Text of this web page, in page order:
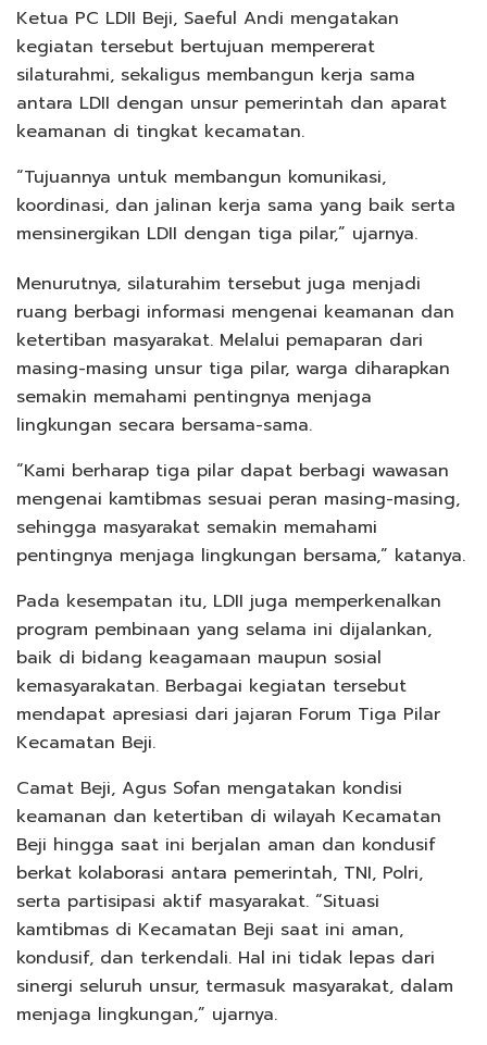
Ketua PC LDII Beji, Saeful Andi mengatakan
kegiatan tersebut bertujuan mempererat
silaturahmi, sekaligus membangun kerja sama
antara LDII dengan unsur pemerintah dan aparat
keamanan di tingkat kecamatan.
“Tujuannya untuk membangun komunikasi,
koordinasi, dan jalinan kerja sama yang baik serta
mensinergikan LDII dengan tiga pilar,” ujarnya.
Menurutnya, silaturahim tersebut juga menjadi
ruang berbagi informasi mengenai keamanan dan
ketertiban masyarakat. Melalui pemaparan dari
masing-masing unsur tiga pilar, warga diharapkan
semakin memahami pentingnya menjaga
lingkungan secara bersama-sama.
“Kami berharap tiga pilar dapat berbagi wawasan
mengenai kamtibmas sesuai peran masing-masing,
sehingga masyarakat semakin memahami
pentingnya menjaga lingkungan bersama,” katanya.
Pada kesempatan itu, LDII juga memperkenalkan
program pembinaan yang selama ini dijalankan,
baik di bidang keagamaan maupun sosial
kemasyarakatan. Berbagai kegiatan tersebut
mendapat apresiasi dari jajaran Forum Tiga Pilar
Kecamatan Beji.
Camat Beji, Agus Sofan mengatakan kondisi
keamanan dan ketertiban di wilayah Kecamatan
Beji hingga saat ini berjalan aman dan kondusif
berkat kolaborasi antara pemerintah, TNI, Polri,
serta partisipasi aktif masyarakat. “Situasi
kamtibmas di Kecamatan Beji saat ini aman,
kondusif, dan terkendali. Hal ini tidak lepas dari
sinergi seluruh unsur, termasuk masyarakat, dalam
menjaga lingkungan,” ujarnya.